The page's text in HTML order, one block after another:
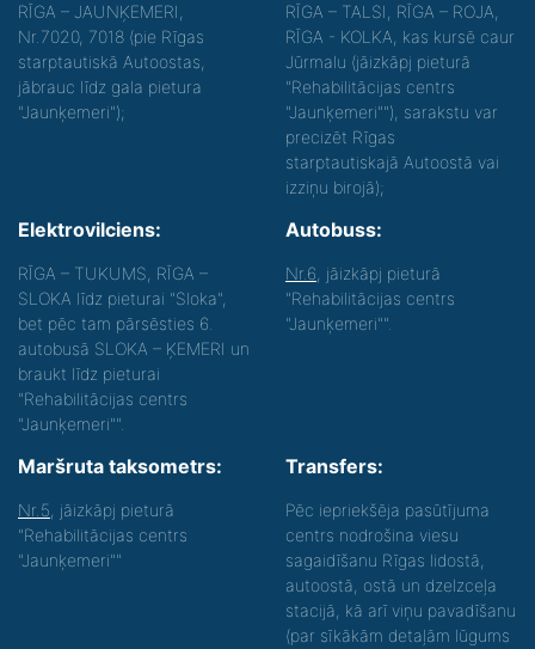
RĪGA – JAUNĶEMERI,
Nr.7020, 7018 (pie Rīgas
starptautiskā Autoostas,
jābrauc līdz gala pietura
"Jaunķemeri");
RĪGA – TALSI, RĪGA – ROJA,
RĪGA - KOLKA, kas kursē caur
Jūrmalu (jāizkāpj pieturā
"Rehabilitācijas centrs
"Jaunķemeri""), sarakstu var
precizēt Rīgas
starptautiskajā Autoostā vai
izziņu birojā);
Elektrovilciens:
RĪGA – TUKUMS, RĪGA –
SLOKA līdz pieturai "Sloka",
bet pēc tam pārsēsties 6.
autobusā SLOKA – ĶEMERI un
braukt līdz pieturai
"Rehabilitācijas centrs
"Jaunķemeri"".
Autobuss:
Nr.6 , jāizkāpj pieturā
"Rehabilitācijas centrs
"Jaunķemeri"".
Maršruta taksometrs:
Nr.5 , jāizkāpj pieturā
"Rehabilitācijas centrs
"Jaunķemeri""
Transfers:
Pēc iepriekšēja pasūtījuma
centrs nodrošina viesu
sagaidīšanu Rīgas lidostā,
autoostā, ostā un dzelzceļa
stacijā, kā arī viņu pavadīšanu
(par sīkākām detaļām lūgums